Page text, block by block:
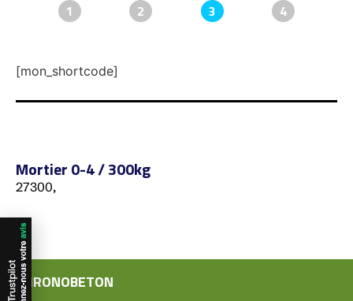
1 2 3 4
[mon_shortcode]
Mortier 0-4 / 300kg
27300,
CHRONOBETON